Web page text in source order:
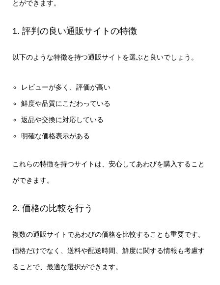
とができます。
1. 評判の良い通販サイトの特徴
以下のような特徴を持つ通販サイトを選ぶと良いでしょう。
レビューが多く、評価が高い
鮮度や品質にこだわっている
返品や交換に対応している
明確な価格表示がある
これらの特徴を持つサイトは、安心してあわびを購入すること
ができます。
2. 価格の比較を行う
複数の通販サイトであわびの価格を比較することも重要です。
価格だけでなく、送料や配送時間、鮮度に関する情報も考慮す
ることで、最適な選択ができます。